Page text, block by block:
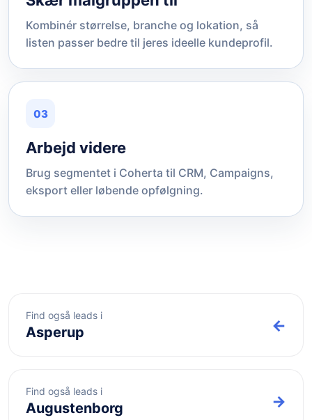
Kombinér størrelse, branche og lokation, så
listen passer bedre til jeres ideelle kundeprofil.
03
Arbejd videre
Brug segmentet i Coherta til CRM, Campaigns,
eksport eller løbende opfølgning.
Find også leads i
Asperup ←
Find også leads i
Augustenborg →